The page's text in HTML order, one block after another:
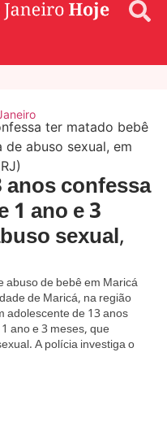
confessa
1 ano e 3
sexual,
abuso de bebê em Maricá
de Maricá, na região
adolescente de 13 anos
ano e 3 meses, que
A polícia investiga o